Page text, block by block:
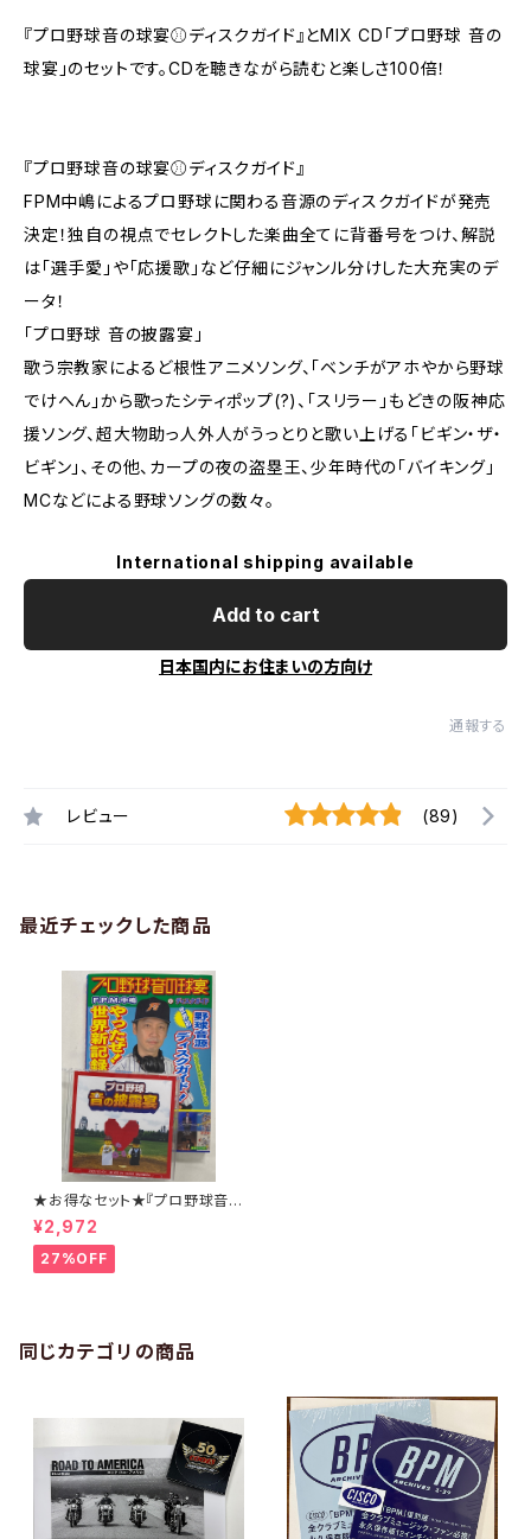
『プロ野球音の球宴⚾︎ディスクガイド』とMIX CD「プロ野球 音の
球宴」のセットです。CDを聴きながら読むと楽しさ100倍！
『プロ野球音の球宴⚾︎ディスクガイド』
FPM中嶋によるプロ野球に関わる音源のディスクガイドが発売
決定！独自の視点でセレクトした楽曲全てに背番号をつけ、解説
は「選手愛」や「応援歌」など仔細にジャンル分けした大充実のデ
ータ！
「プロ野球 音の披露宴」
歌う宗教家によるど根性アニメソング、「ベンチがアホやから野球
でけへん」から歌ったシティポップ(?)、「スリラー」もどきの阪神応
援ソング、超大物助っ人外人がうっとりと歌い上げる「ビギン・ザ・
ビギン」、その他、カープの夜の盗塁王、少年時代の「バイキング」
MCなどによる野球ソングの数々。
International shipping available
Add to cart
日本国内にお住まいの方向け
通報する
レビュー (89)
最近チェックした商品
★お得なセット★『プロ野球音の
球宴 』＋ CD「プロ野球音の披
露宴」
¥2,972
27%OFF
同じカテゴリの商品